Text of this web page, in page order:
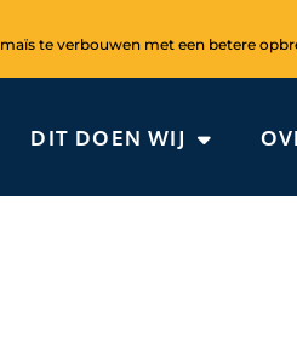
te verbouwen met een betere
DIT DOEN WIJ